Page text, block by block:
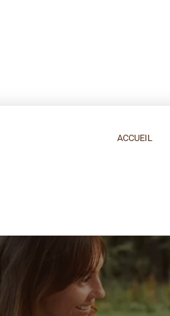
ACCUEIL